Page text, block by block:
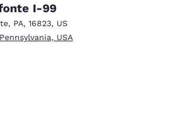
I-99
, PA, 16823, US
USA
516 Bewertungen